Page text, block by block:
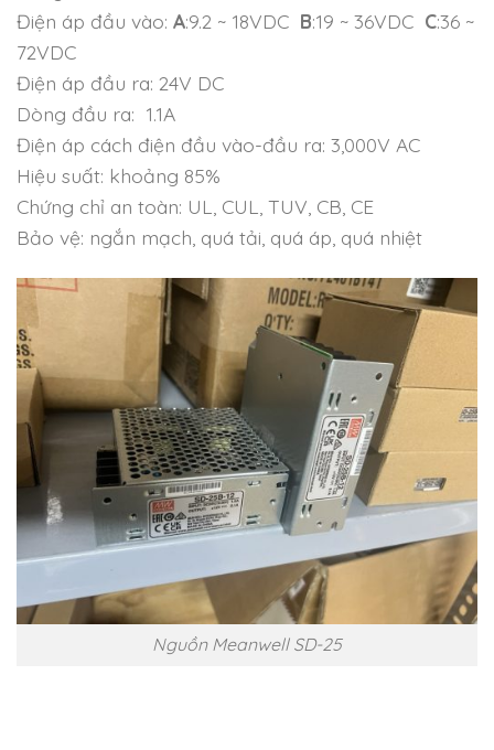
Điện áp đầu vào: A:9.2 ~ 18VDC B:19 ~ 36VDC C:36 ~
72VDC
Điện áp đầu ra: 24V DC
Dòng đầu ra: 1.1A
Điện áp cách điện đầu vào-đầu ra: 3,000V AC
Hiệu suất: khoảng 85%
Chứng chỉ an toàn: UL, CUL, TUV, CB, CE
Bảo vệ: ngắn mạch, quá tải, quá áp, quá nhiệt
Nguồn Meanwell SD-25